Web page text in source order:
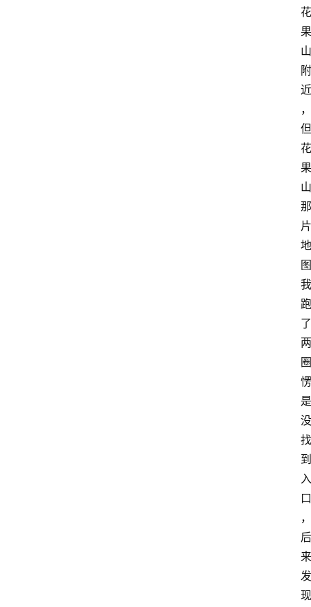
花
果
山
附
近
，
但
花
果
山
那
片
地
图
我
跑
了
两
圈
愣
是
没
找
到
入
口
，
后
来
发
现